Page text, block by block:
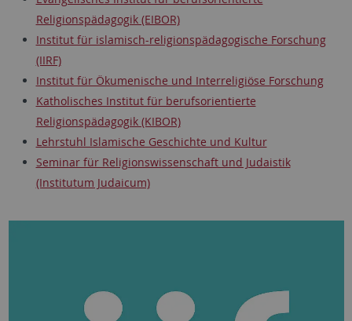
Religionspädagogik (EIBOR)
Institut für islamisch-religionspädagogische Forschung
(IIRF)
Institut für Ökumenische und Interreligiöse Forschung
Katholisches Institut für berufsorientierte
Religionspädagogik (KIBOR)
Lehrstuhl Islamische Geschichte und Kultur
Seminar für Religionswissenschaft und Judaistik
(Institutum Judaicum)